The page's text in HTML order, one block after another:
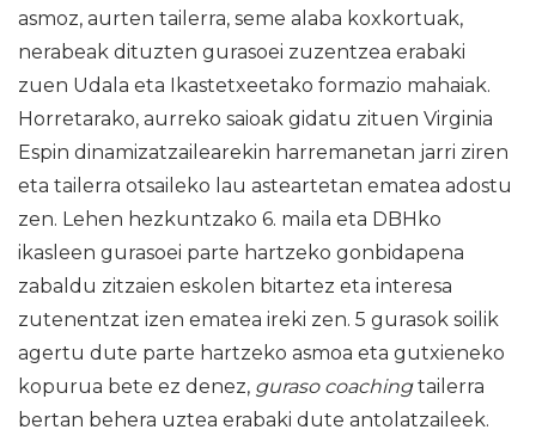
asmoz, aurten tailerra, seme alaba koxkortuak,
nerabeak dituzten gurasoei zuzentzea erabaki
zuen Udala eta Ikastetxeetako formazio mahaiak.
Horretarako, aurreko saioak gidatu zituen Virginia
Espin dinamizatzailearekin harremanetan jarri ziren
eta tailerra otsaileko lau asteartetan ematea adostu
zen. Lehen hezkuntzako 6. maila eta DBHko
ikasleen gurasoei parte hartzeko gonbidapena
zabaldu zitzaien eskolen bitartez eta interesa
zutenentzat izen ematea ireki zen. 5 gurasok soilik
agertu dute parte hartzeko asmoa eta gutxieneko
kopurua bete ez denez, guraso coachingtailerra
bertan behera uztea erabaki dute antolatzaileek.